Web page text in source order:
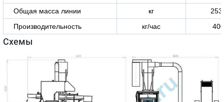
Общая масса линии кг
Производительность
кг/час
Схемы